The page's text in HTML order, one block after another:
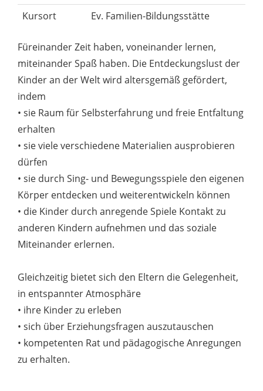
Kursort
Ev. Familien-Bildungsstätte
Füreinander Zeit haben, voneinander lernen,
miteinander Spaß haben. Die Entdeckungslust der
Kinder an der Welt wird altersgemäß gefördert,
indem
• sie Raum für Selbsterfahrung und freie Entfaltung
erhalten
• sie viele verschiedene Materialien ausprobieren
dürfen
• sie durch Sing- und Bewegungsspiele den eigenen
Körper entdecken und weiterentwickeln können
• die Kinder durch anregende Spiele Kontakt zu
anderen Kindern aufnehmen und das soziale
Miteinander erlernen.
Gleichzeitig bietet sich den Eltern die Gelegenheit,
in entspannter Atmosphäre
• ihre Kinder zu erleben
• sich über Erziehungsfragen auszutauschen
• kompetenten Rat und pädagogische Anregungen
zu erhalten.